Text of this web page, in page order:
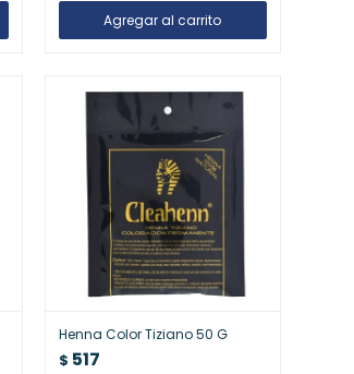
Henna Color Tiziano 50 G
$ 517